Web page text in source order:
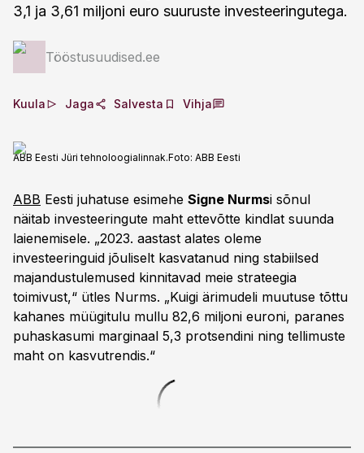
3,1 ja 3,61 miljoni euro suuruste investeeringutega.
Tööstusuudised.ee
Kuula Jaga Salvesta Vihja
ABB Eesti Jüri tehnoloogialinnak.Foto: ABB Eesti
ABB Eesti juhatuse esimehe Signe Nurmsi sõnul
näitab investeeringute maht ettevõtte kindlat suunda
laienemisele. „2023. aastast alates oleme
investeeringuid jõuliselt kasvatanud ning stabiilsed
majandustulemused kinnitavad meie strateegia
toimivust,“ ütles Nurms. „Kuigi ärimudeli muutuse tõttu
kahanes müügitulu mullu 82,6 miljoni euroni, paranes
puhaskasumi marginaal 5,3 protsendini ning tellimuste
maht on kasvutrendis.“